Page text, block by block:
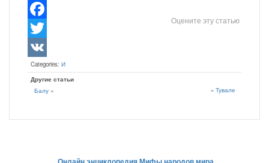
Оцените эту статью
Facebook
Twitter
VK
Categories: И
Другие статьи
Балу« » Тувале